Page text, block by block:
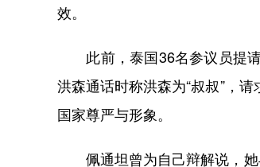
效。
此前，泰国36名参议员提请
洪森通话时称洪森为“叔叔”，
国家尊严与形象。
佩通坦曾为自己辩解说，她